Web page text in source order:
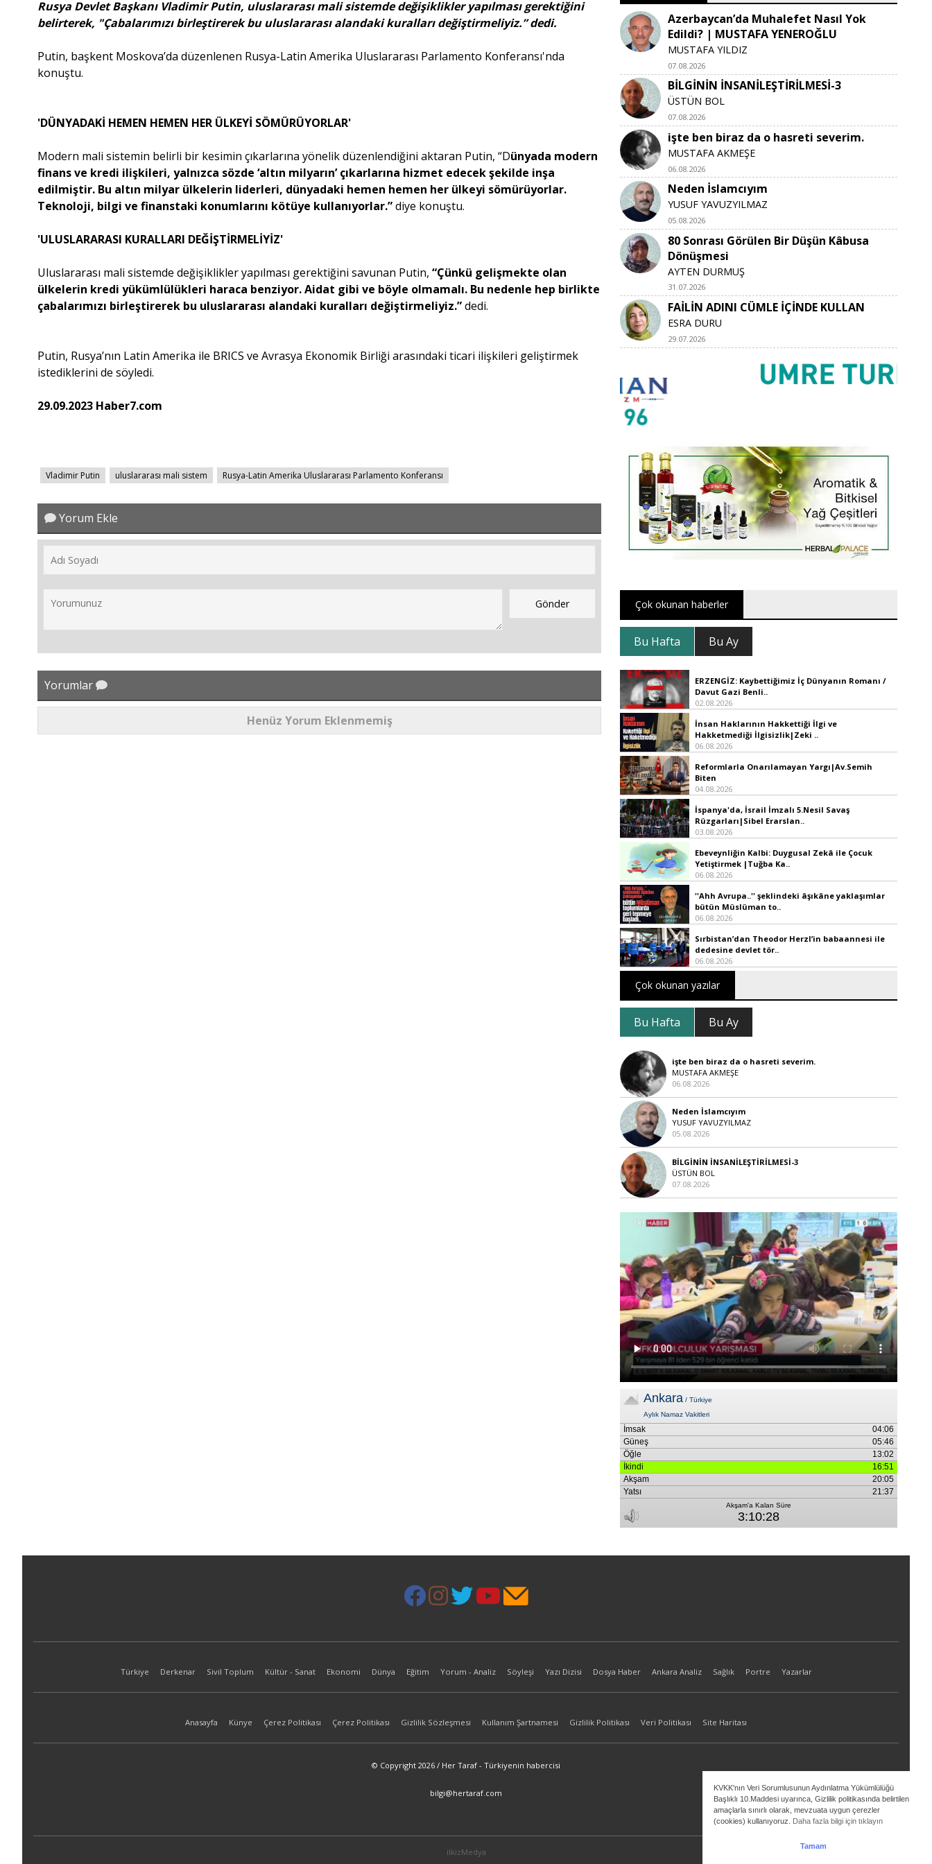
KVKK'nın Veri Sorumlusunun Aydınlatma Yükümlülüğü
Başlıklı 10.Maddesi uyarınca, Gizlilik politikasında belirtilen
amaçlarla sınırlı olarak, mevzuata uygun çerezler
(cookies) kullanıyoruz. Daha fazla bilgi için tıklayın
Tamam
Rusya Devlet Başkanı Vladimir Putin, uluslararası mali sistemde değişiklikler yapılması gerektiğini
belirterek, "Çabalarımızı birleştirerek bu uluslararası alandaki kuralları değiştirmeliyiz.” dedi.
Putin, başkent Moskova’da düzenlenen Rusya-Latin Amerika Uluslararası Parlamento Konferansı'nda
konuştu.
'DÜNYADAKİ HEMEN HEMEN HER ÜLKEYİ SÖMÜRÜYORLAR'
Modern mali sistemin belirli bir kesimin çıkarlarına yönelik düzenlendiğini aktaran Putin, “Dünyada modern
finans ve kredi ilişkileri, yalnızca sözde ‘altın milyarın’ çıkarlarına hizmet edecek şekilde inşa
edilmiştir. Bu altın milyar ülkelerin liderleri, dünyadaki hemen hemen her ülkeyi sömürüyorlar.
Teknoloji, bilgi ve finanstaki konumlarını kötüye kullanıyorlar.”diye konuştu.
'ULUSLARARASI KURALLARI DEĞİŞTİRMELİYİZ'
Uluslararası mali sistemde değişiklikler yapılması gerektiğini savunan Putin,“Çünkü gelişmekte olan
ülkelerin kredi yükümlülükleri haraca benziyor. Aidat gibi ve böyle olmamalı. Bu nedenle hep birlikte
çabalarımızı birleştirerek bu uluslararası alandaki kuralları değiştirmeliyiz.”dedi.
Putin, Rusya’nın Latin Amerika ile BRICS ve Avrasya Ekonomik Birliği arasındaki ticari ilişkileri geliştirmek
istediklerini de söyledi.
29.09.2023 Haber7.com
Vladimir Putin uluslararası mali sistem Rusya-Latin Amerika Uluslararası Parlamento Konferansı
Yorum Ekle
Yorumlar
Henüz Yorum Eklenmemiş
Azerbaycan’da Muhalefet Nasıl Yok
Edildi? | MUSTAFA YENEROĞLU
MUSTAFA YILDIZ
07.08.2026
BİLGİNİN İNSANİLEŞTİRİLMESİ-3
ÜSTÜN BOL
07.08.2026
işte ben biraz da o hasreti severim.
MUSTAFA AKMEŞE
06.08.2026
Neden İslamcıyım
YUSUF YAVUZYILMAZ
05.08.2026
80 Sonrası Görülen Bir Düşün Kâbusa
Dönüşmesi
AYTEN DURMUŞ
31.07.2026
FAİLİN ADINI CÜMLE İÇİNDE KULLAN
ESRA DURU
29.07.2026
Çok okunan haberler
Bu Hafta Bu Ay
ERZENGİZ: Kaybettiğimiz İç Dünyanın Romanı /
Davut Gazi Benli..
02.08.2026
İnsan Haklarının Hakkettiği İlgi ve
Hakketmediği İlgisizlik|Zeki ..
06.08.2026
Reformlarla Onarılamayan Yargı|Av.Semih
Biten
04.08.2026
İspanya'da, İsrail İmzalı 5.Nesil Savaş
Rüzgarları|Sibel Erarslan..
03.08.2026
Ebeveynliğin Kalbi: Duygusal Zekâ ile Çocuk
Yetiştirmek |Tuğba Ka..
06.08.2026
''Ahh Avrupa..'' şeklindeki âşıkâne yaklaşımlar
bütün Müslüman to..
06.08.2026
Sırbistan’dan Theodor Herzl’in babaannesi ile
dedesine devlet tör..
06.08.2026
Çok okunan yazılar
Bu Hafta Bu Ay
işte ben biraz da o hasreti severim.
MUSTAFA AKMEŞE
06.08.2026
Neden İslamcıyım
YUSUF YAVUZYILMAZ
05.08.2026
BİLGİNİN İNSANİLEŞTİRİLMESİ-3
ÜSTÜN BOL
07.08.2026
Türkiye Derkenar Sivil Toplum Kültür - Sanat Ekonomi Dünya Eğitim Yorum - Analiz Söyleşi Yazı Dizisi Dosya Haber Ankara Analiz Sağlık Portre Yazarlar
Anasayfa Künye Çerez Politikası Çerez Politikası Gizlilik Sözleşmesi Kullanım Şartnamesi Gizlilik Politikası Veri Politikası Site Haritası
© Copyright 2026 / Her Taraf - Türkiyenin habercisi
bilgi@hertaraf.com
ilkizMedya